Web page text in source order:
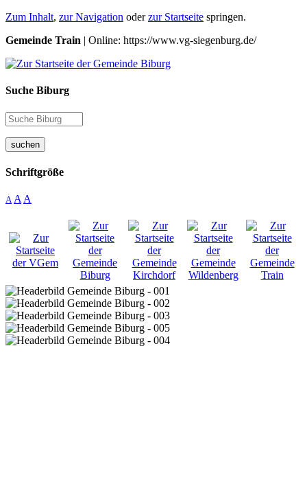
Zum Inhalt, zur Navigation oderzur Startseite springen.
Gemeinde Train | Online: https://www.vg-siegenburg.de/
Suche Biburg
suchen
Schriftgröße
A A A